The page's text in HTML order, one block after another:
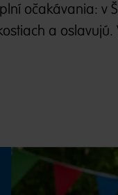
očakávania: v
a